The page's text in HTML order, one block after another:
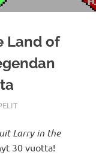
Land of
Larry in the
30 vuotta!